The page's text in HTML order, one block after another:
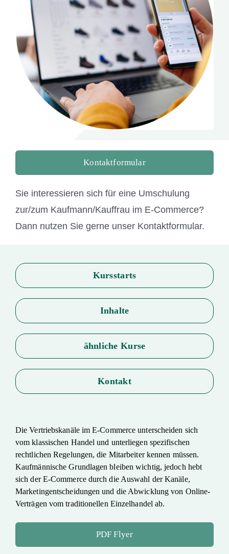
Standorte
Kontakt
Kontaktformular
Sie interessieren sich für eine Umschulung
zur/zum Kaufmann/Kauffrau im E-Commerce?
Dann nutzen Sie gerne unser Kontaktformular.
Kursstarts
Inhalte
ähnliche Kurse
Kontakt
Die Vertriebskanäle im E-Commerce unterscheiden sich
vom klassischen Handel und unterliegen spezifischen
rechtlichen Regelungen, die Mitarbeiter kennen müssen.
Kaufmännische Grundlagen bleiben wichtig, jedoch hebt
sich der E-Commerce durch die Auswahl der Kanäle,
Marketingentscheidungen und die Abwicklung von Online-
Verträgen vom traditionellen Einzelhandel ab.
PDF Flyer